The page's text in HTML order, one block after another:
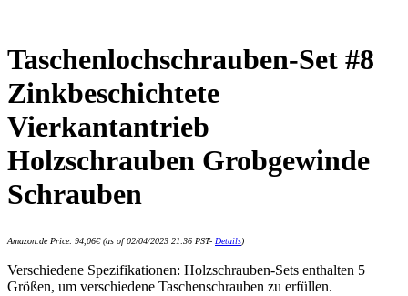
Taschenlochschrauben-Set #8
Zinkbeschichtete
Vierkantantrieb
Holzschrauben Grobgewinde
Schrauben
Amazon.de Price: 94,06€(as of 02/04/2023 21:36 PST- Details)
Verschiedene Spezifikationen: Holzschrauben-Sets enthalten 5
Größen, um verschiedene Taschenschrauben zu erfüllen.